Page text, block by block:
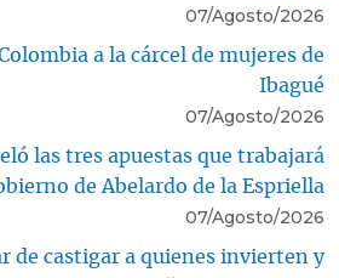
07/Agosto/2026
a la cárcel de mujeres de
Ibagué
07/Agosto/2026
las tres apuestas que trabajará
de Abelardo de la Espriella
07/Agosto/2026
de castigar a quienes invierten y